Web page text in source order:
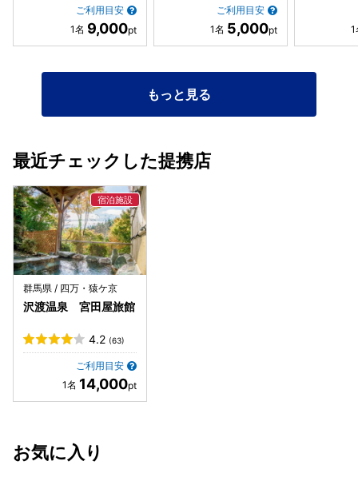
ご利用目安
9,000
ご利用目安
5,000
もっと見る
最近チェックした提携店
群馬県 / 四万・猿ケ京
沢渡温泉 宮田屋旅館
4.2 (63)
ご利用目安
14,000
お気に入り